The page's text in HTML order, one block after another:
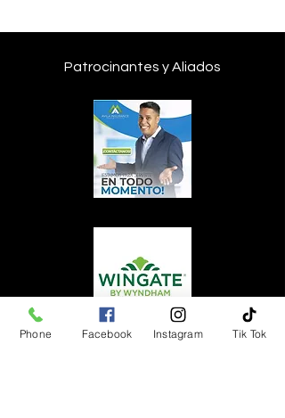
Patrocinantes y Aliados
Phone Facebook Instagram Tik Tok